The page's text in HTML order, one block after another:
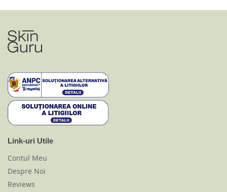
Link-uri Utile
Contul Meu
Despre Noi
Reviews